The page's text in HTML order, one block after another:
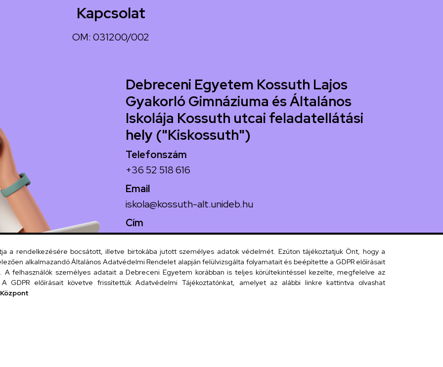
Kapcsolat
OM: 031200/002
Debreceni Egyetem Kossuth Lajos
Gyakorló Gimnáziuma és Általános
Iskolája Kossuth utcai feladatellátási
hely ("Kiskossuth")
Telefonszám
+36 52 518 616
Email
iskola@kossuth-alt.unideb.hu
Cím
4024 Debrecen, Kossuth utca 33.
Szervezeti telefonkönyv
a rendelkezésére bocsátott, illetve birtokába jutott személyes adatok védelmét. Ezúton tájékoztatjuk Önt, hogy a
alkalmazandó Általános Adatvédelmi Rendelet alapján felülvizsgálta folyamatait és beépítette a GDPR előírásait
felhasználók személyes adatait a Debreceni Egyetem korábban is teljes körültekintéssel kezelte, megfelelve az
GDPR előírásait követve frissítettük Adatvédelmi Tájékoztatónkat, amelyet az alábbi linkre kattintva olvashat
Központ